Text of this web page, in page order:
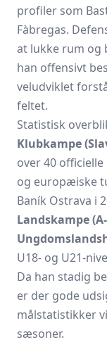
profiler som
Fàbregas.
at lukke rum og
han offensivt
veludviklet
feltet.
Statistisk
Klubkampe
over 40
og europæiske
Baník Ostrava i
Landskampe
U18- og U21-
Da han stadig
er der gode
målstatistikker
sæsoner.